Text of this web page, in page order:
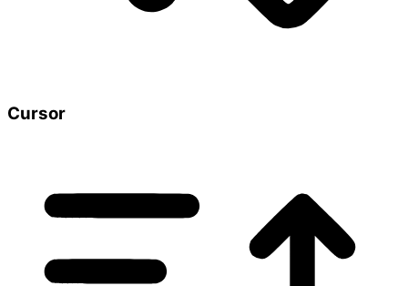
Cursor